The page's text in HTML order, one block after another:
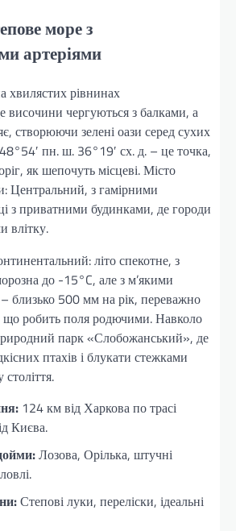
море з
артеріями
хвилястих рівнинах
чергуються з балками, а
створюючи зелені оази серед сухих
пн. ш. 36°19′ сх. д. – це точка,
як шепочуть місцеві. Місто
Центральний, з гамірними
з приватними будинками, де городи
влітку.
літо спекотне, з
до -15°C, але з м’якими
близько 500 мм на рік, переважно
що робить поля родючими. Навколо
парк «Слобожанський», де
птахів і блукати стежками
століття.
124 км від Харкова по трасі
Києва.
Лозова, Орілька, штучні
Степові луки, переліски, ідеальні